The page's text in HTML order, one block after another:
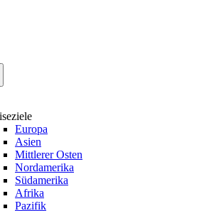
Europa
Asien
Mittlerer Osten
Nordamerika
Südamerika
Afrika
Pazifik